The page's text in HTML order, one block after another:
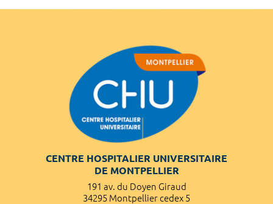
CENTRE HOSPITALIER UNIVERSITAIRE
DE MONTPELLIER
191 av. du Doyen Giraud
34295 Montpellier cedex 5